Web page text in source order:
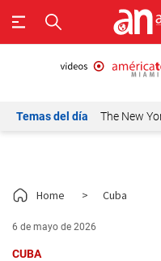
Temas del día The New
Home > Cuba
6 de mayo de 2026
CUBA